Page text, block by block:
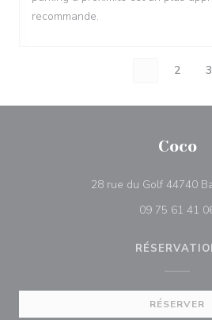
recommande.
2 3
Coco
28 rue du Golf 44740
09 75 61 41
RÉSERVER